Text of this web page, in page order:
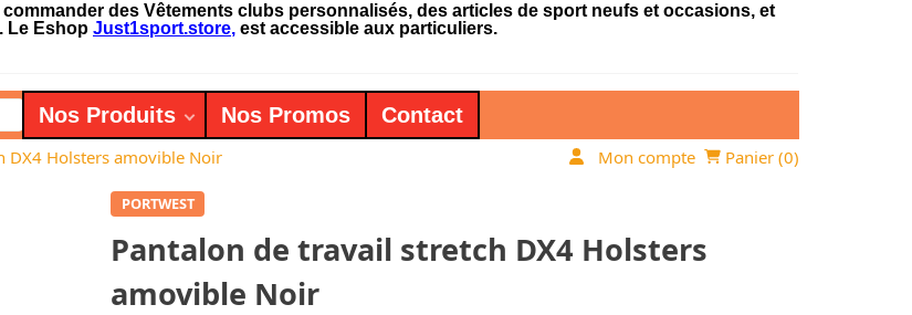
des Vêtements clubs personnalisés, des articles de sport neufs et occasions, et
Le Eshop Just1sport.store, est accessible aux particuliers.
Nos Produits Nos Promos Contact
DX4 Holsters amovible Noir Mon compte Panier (0)
PORTWEST
Pantalon de travail stretch DX4 Holsters
amovible Noir